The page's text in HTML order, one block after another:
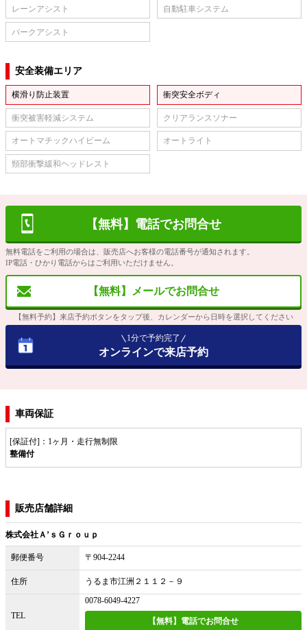
レーンアシスト 自動駐車システム
パークアシスト
安全装備エリア
横滑り防止装置 衝突安全ボディ
衝突被害軽減システム クリアランスソナー
オートマチックハイビーム オートライト
頸部衝撃緩和ヘッドレスト
【無料】電話でお問合せ
無料電話をご利用の場合は、販売店へお客様の電話番号が通知されます。
IP電話・ひかり電話からはご利用いただけません。
【無料】メールでお問合せ
【無料予約】来店予約ボタンをタップ後、カレンダーから日時を選択してください
1分で予約完了
オンラインで来店予約
車両保証
[保証付]：1ヶ月・走行無制限
整備付
販売店舗詳細
株式会社Ａ’ｓＧｒｏｕｐ
郵便番号 〒904-2244
住所 うるま市江洲２１１２－９
TEL
0078-6049-4227
【無料】電話でお問合せ